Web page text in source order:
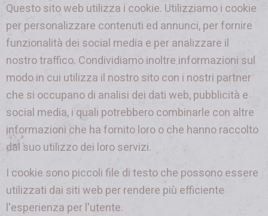
Questo sito web utilizza i cookie. Utilizziamo i cookie
per personalizzare contenuti ed annunci, per fornire
funzionalità dei social media e per analizzare il
nostro traffico. Condividiamo inoltre informazioni sul
modo in cui utilizza il nostro sito con i nostri partner
che si occupano di analisi dei dati web, pubblicità e
social media, i quali potrebbero combinarle con altre
informazioni che ha fornito loro o che hanno raccolto
dal suo utilizzo dei loro servizi.
I cookie sono piccoli file di testo che possono essere
utilizzati dai siti web per rendere più efficiente
l'esperienza per l'utente.